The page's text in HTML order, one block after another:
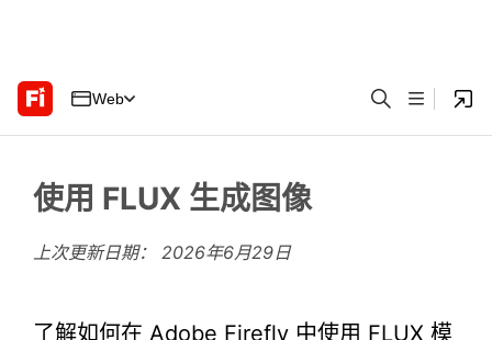
Web
使用 FLUX 生成图像
上次更新日期： 2026年6月29日
了解如何在 Adobe Firefly 中使用 FLUX 模